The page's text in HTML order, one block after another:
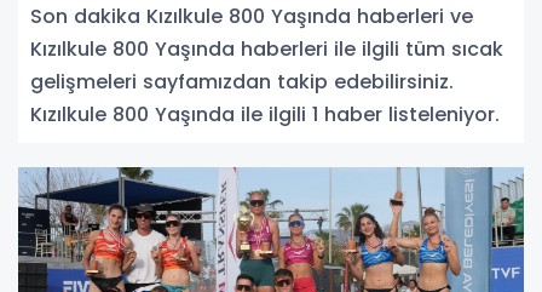
Son dakika Kızılkule 800 Yaşında haberleri ve
Kızılkule 800 Yaşında haberleri ile ilgili tüm sıcak
gelişmeleri sayfamızdan takip edebilirsiniz.
Kızılkule 800 Yaşında ile ilgili 1 haber listeleniyor.